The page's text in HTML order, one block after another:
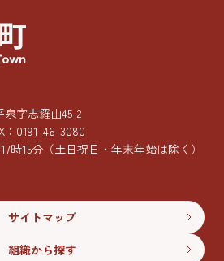
字志羅山45-2
：0191-46-3080
時15分 （土日祝日・年末年始は除く）
サイトマップ
組織から探す